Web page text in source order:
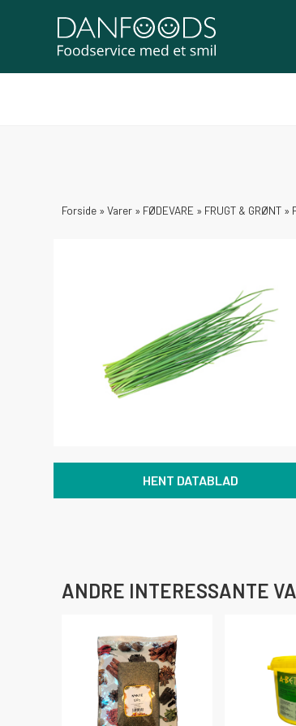
Forside » Varer » FØDEVARE » FRUGT & GRØNT »
HENT DATABLAD
ANDRE INTERESSANTE